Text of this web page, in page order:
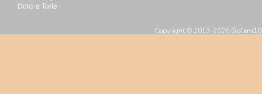
Dolci e Torte
Copyright © 2013-2026